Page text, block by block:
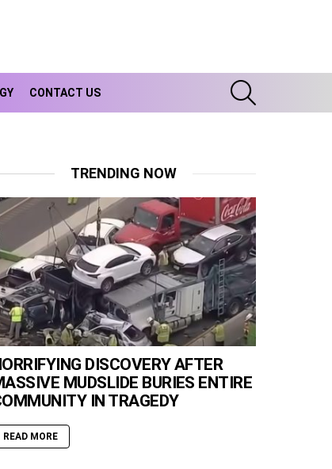
CONTACT US
TRENDING NOW
DISCOVERY AFTER
MUDSLIDE BURIES ENTIRE
IN TRAGEDY
READ MORE